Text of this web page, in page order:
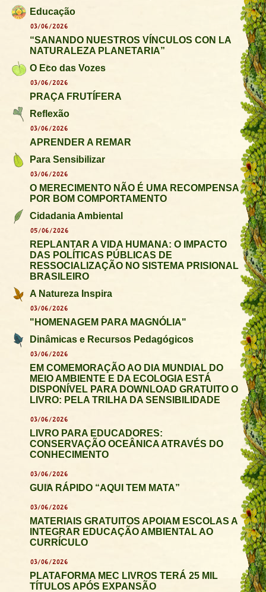
Educação
03/06/2026
“SANANDO NUESTROS VÍNCULOS CON LA
NATURALEZA PLANETARIA”
O Eco das Vozes
03/06/2026
PRAÇA FRUTÍFERA
Reflexão
03/06/2026
APRENDER A REMAR
Para Sensibilizar
03/06/2026
O MERECIMENTO NÃO É UMA RECOMPENSA
POR BOM COMPORTAMENTO
Cidadania Ambiental
05/06/2026
REPLANTAR A VIDA HUMANA: O IMPACTO
DAS POLÍTICAS PÚBLICAS DE
RESSOCIALIZAÇÃO NO SISTEMA PRISIONAL
BRASILEIRO
A Natureza Inspira
03/06/2026
"HOMENAGEM PARA MAGNÓLIA"
Dinâmicas e Recursos Pedagógicos
03/06/2026
EM COMEMORAÇÃO AO DIA MUNDIAL DO
MEIO AMBIENTE E DA ECOLOGIA ESTÁ
DISPONÍVEL PARA DOWNLOAD GRATUITO O
LIVRO: PELA TRILHA DA SENSIBILIDADE
03/06/2026
LIVRO PARA EDUCADORES:
CONSERVAÇÃO OCEÂNICA ATRAVÉS DO
CONHECIMENTO
03/06/2026
GUIA RÁPIDO “AQUI TEM MATA”
03/06/2026
MATERIAIS GRATUITOS APOIAM ESCOLAS A
INTEGRAR EDUCAÇÃO AMBIENTAL AO
CURRÍCULO
03/06/2026
PLATAFORMA MEC LIVROS TERÁ 25 MIL
TÍTULOS APÓS EXPANSÃO